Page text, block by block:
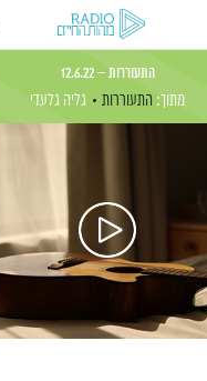
התעוררות – 12.6.22
מתוך: התעוררות גליה גלעדי